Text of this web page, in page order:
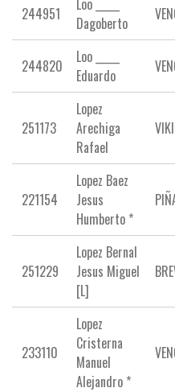
244951
Loo _____
Dagoberto
244820
Loo _____
Eduardo
251173
Lopez
Arechiga
Rafael
221154
Lopez Baez
Jesus
Humberto *
251229
Lopez Bernal
Jesus Miguel
[L]
233110
Lopez
Cristerna
Manuel
Alejandro *